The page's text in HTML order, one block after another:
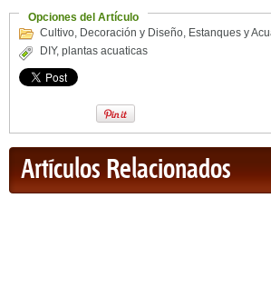
Opciones del Artículo
Cultivo, Decoración y Diseño, Estanques y
DIY, plantas acuaticas
Artículos Relacionados